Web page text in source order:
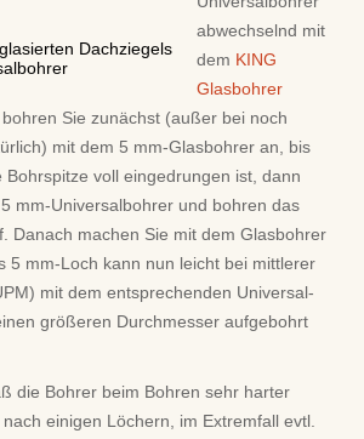
Dachziegels
abwechselnd mit
dem KING
Glasbohrer
Sie zunächst (außer bei noch
mit dem 5 mm-Glasbohrer an, bis
voll eingedrungen ist, dann
mm-Universalbohrer und bohren das
Danach machen Sie mit dem Glasbohrer
5 mm-Loch kann nun leicht bei mittlerer
mit dem entsprechenden Universal-
größeren Durchmesser aufgebohrt
die Bohrer beim Bohren sehr harter
einigen Löchern, im Extremfall evtl.